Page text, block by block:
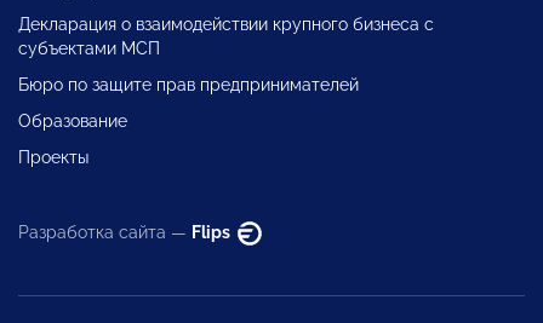
Декларация о взаимодействии крупного бизнеса с
субъектами МСП
Бюро по защите прав предпринимателей
Образование
Проекты
Разработка сайта — Flips